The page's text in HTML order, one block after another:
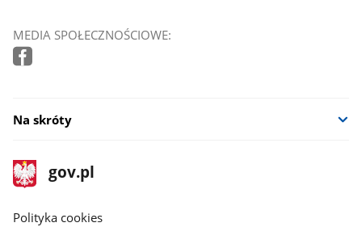
MEDIA SPOŁECZNOŚCIOWE:
Na skróty
stopka
gov.pl
Strona
gov.pl
gov.pl
Polityka cookies